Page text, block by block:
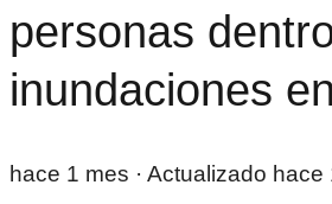
personas
inundaciones
hace 1 mes · Actualizado hace